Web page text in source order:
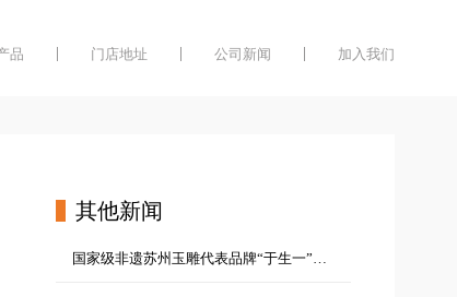
品 门店地址 公司新闻 加入我们
其他新闻
国家级非遗苏州玉雕代表品牌“于生一”落户长沙